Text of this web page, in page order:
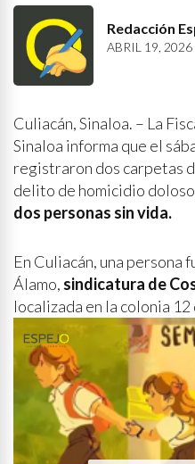
Redacción
ABRIL 19,
Culiacán, Sinaloa. – La
Sinaloa informa que el
registraron dos carpetas
delito de homicidio
dos personas sin vida.
En Culiacán, una persona
Álamo, sindicatura de
localizada en la colonia